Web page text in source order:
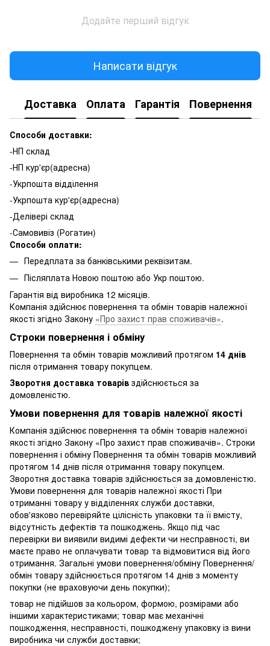
Додайте перший відгук
Написати відгук
Доставка Оплата Гарантія Повернення
Способи доставки:
-НП склад
-НП кур'єр(адресна)
-Укрпошта відділення
-Укрпошта кур'єр(адресна)
-Делівері склад
-Самовивіз (Рогатин)
Способи оплати:
Передплата за банківськими реквізитам.
Післяплата Новою поштою або Укр поштою.
Гарантія від виробника 12 місяців.
Компанія здійснює повернення та обмін товарів належної
якості згідно Закону «Про захист прав споживачів».
Строки повернення і обміну
Повернення та обмін товарів можливий протягом 14 днів
після отримання товару покупцем.
Зворотня доставка товарів здійснюється за
домовленістю.
Умови повернення для товарів належної якості
Компанія здійснює повернення та обмін товарів належної
якості згідно Закону «Про захист прав споживачів». Строки
повернення і обміну Повернення та обмін товарів можливий
протягом 14 днів після отримання товару покупцем.
Зворотня доставка товарів здійснюється за домовленістю.
Умови повернення для товарів належної якості При
отриманні товару у відділеннях служби доставки,
обов'язково перевіряйте цілісність упаковки та її вмісту,
відсутність дефектів та пошкоджень. Якщо під час
перевірки ви виявили видимі дефекти чи несправності, ви
маєте право не оплачувати товар та відмовитися від його
отримання. Загальні умови повернення/обміну Повернення/
обмін товару здійснюється протягом 14 днів з моменту
покупки (не враховуючи день покупки);
товар не підійшов за кольором, формою, розмірами або
іншими характеристиками; товар має механічні
пошкодження, несправності, пошкоджену упаковку із вини
виробника чи служби доставки;